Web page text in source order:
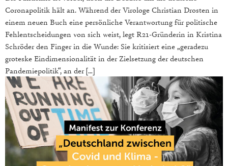
Coronapolitik hält an. Während der Virologe Christian Drosten in
einem neuen Buch eine persönliche Verantwortung für politische
Fehlentscheidungen von sich weist, legt R21-Gründerin in Kristina
Schröder den Finger in die Wunde: Sie kritisiert eine „geradezu
groteske Eindimensionalität in der Zielsetzung der deutschen
Pandemiepolitik“, an der […]